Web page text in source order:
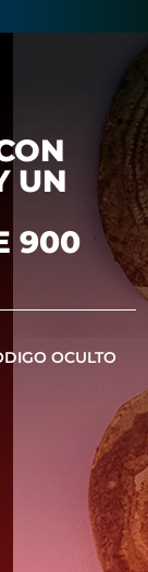
UN
900
OCULTO